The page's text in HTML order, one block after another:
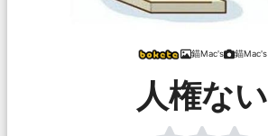
錨Mac's 錨Mac's
人権ない